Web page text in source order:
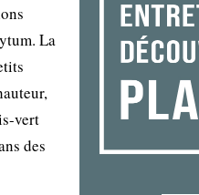
La
vert
des